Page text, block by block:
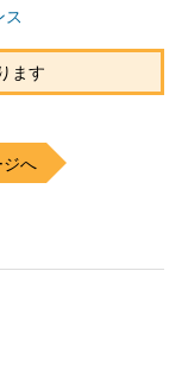
ス
ます
ジへ